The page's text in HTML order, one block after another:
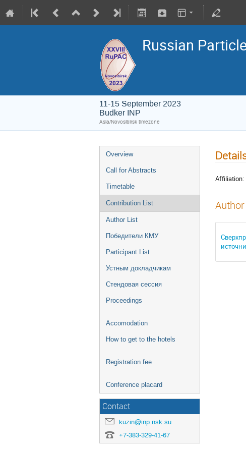
Russian
11-15 September 2023
Budker INP
Asia/Novosibirsk timezone
Overview
Call for Abstracts
Timetable
Contribution List
Author List
Победители КМУ
Participant List
Устным докладчикам
Стендовая сессия
Proceedings
Accomodation
How to get to the hotels
Registration fee
Conference placard
Contact
kuzin@inp.nsk.su
+7-383-329-41-67
Affiliation: